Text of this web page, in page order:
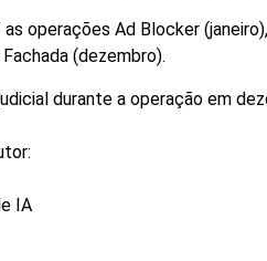
operações Ad Blocker
(dezembro).
durante a operação em
IA